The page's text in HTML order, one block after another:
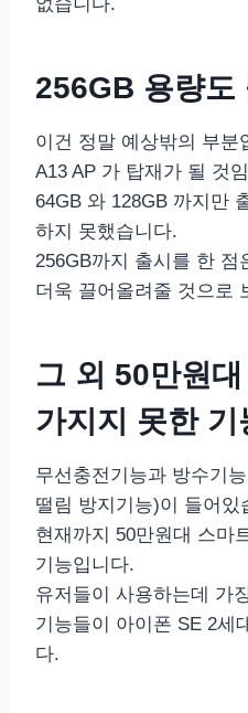
256GB 용량도
이건 정말 예상밖의 부분
A13 AP 가 탑재가 될 것
64GB 와 128GB 까지만
하지 못했습니다.
256GB까지 출시를 한 점
더욱 끌어올려줄 것으로
그 외 50만원
가지지 못한 기
무선충전기능과 방수기
떨림 방지기능)이 들어있
현재까지 50만원대 스마
기능입니다.
유저들이 사용하는데 가
기능들이 아이폰 SE 2세
다.